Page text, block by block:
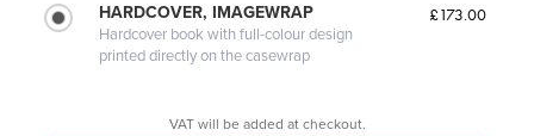
HARDCOVER, IMAGEWRAP
Hardcover book with full-colour design
printed directly on the casewrap
£173.00
VAT will be added at checkout.